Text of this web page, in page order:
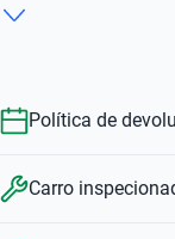
Política de
Carro